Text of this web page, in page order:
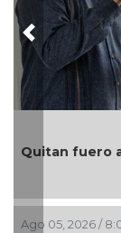
En Rincón
por
Ago 05, 2026 /
Previous